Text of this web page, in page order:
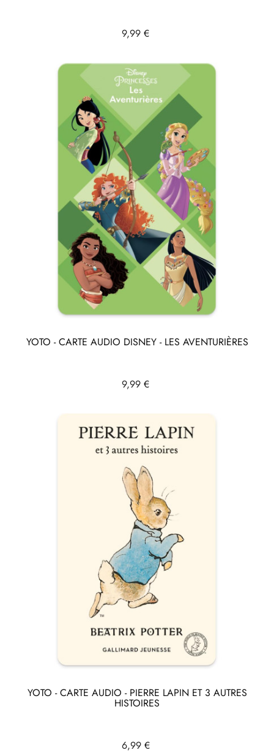
Prix
9,99 €
YOTO - CARTE AUDIO DISNEY - LES AVENTURIÈRES
Prix
9,99 €
YOTO - CARTE AUDIO - PIERRE LAPIN ET 3 AUTRES
HISTOIRES
Prix
6,99 €